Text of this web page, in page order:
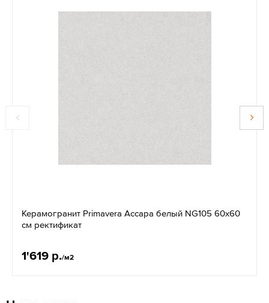
Керамогранит Primavera Ассара белый NG105 60x60
см ректификат
1'619 р./м2